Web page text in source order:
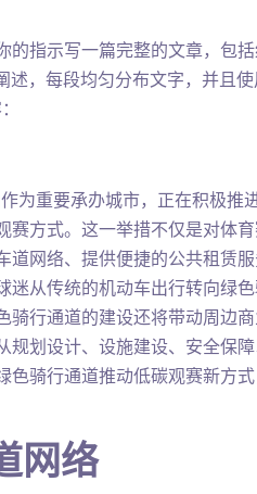
的指示写一篇完整的文章，包
，每段均匀分布文字，并且
为重要承办城市，正在积极推
方式。这一举措不仅是对体
网络、提供便捷的公共租赁
从传统的机动车出行转向绿
行通道的建设还将带动周边
划设计、设施建设、安全保
骑行通道推动低碳观赛新方
网络